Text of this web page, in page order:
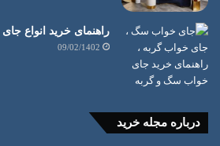
راهنمای خرید انواع
09/02/1402
درباره مجله خرید